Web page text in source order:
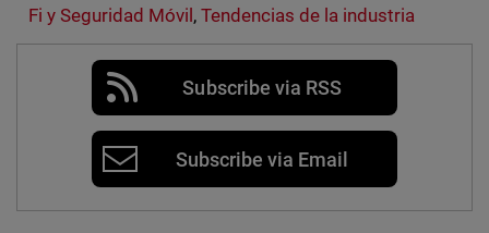
Fi y Seguridad Móvil, Tendencias de la industria
Subscribe via RSS
Subscribe via Email